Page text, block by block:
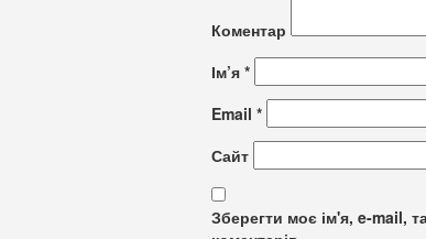
Коментар
Ім’я *
Email *
Сайт
Зберегти моє ім'я, e-mail,